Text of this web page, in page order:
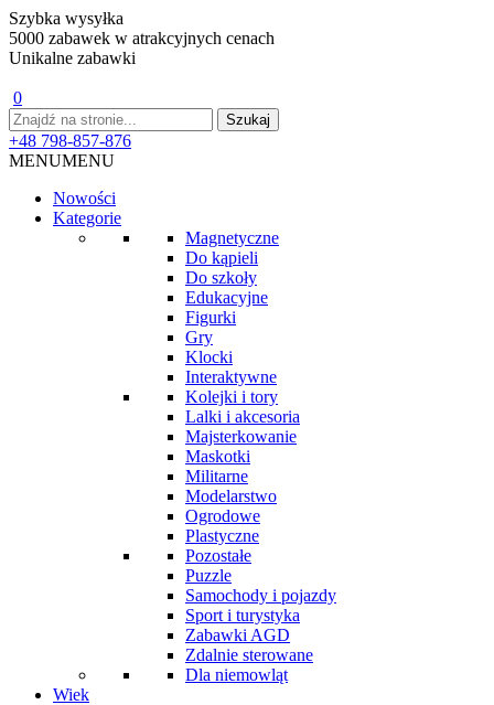
Szybka wysyłka
5000 zabawek w atrakcyjnych cenach
Unikalne zabawki
0
+48 798-857-876
MENUMENU
Nowości
Kategorie
Magnetyczne
Do kąpieli
Do szkoły
Edukacyjne
Figurki
Gry
Klocki
Interaktywne
Kolejki i tory
Lalki i akcesoria
Majsterkowanie
Maskotki
Militarne
Modelarstwo
Ogrodowe
Plastyczne
Pozostałe
Puzzle
Samochody i pojazdy
Sport i turystyka
Zabawki AGD
Zdalnie sterowane
Dla niemowląt
Wiek